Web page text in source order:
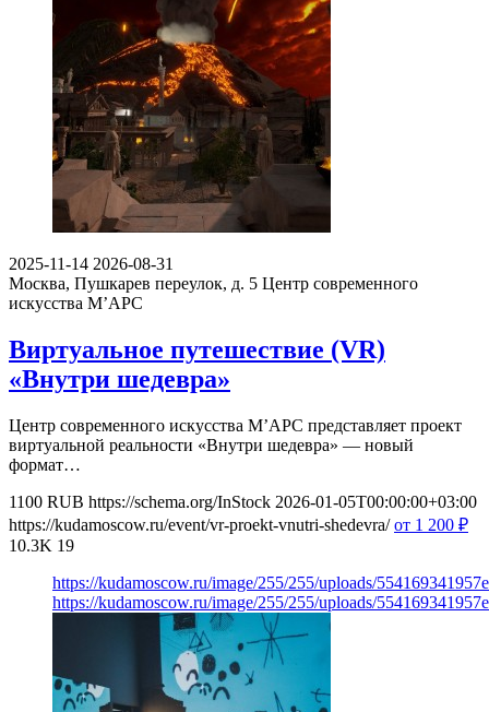
2025-11-14 2026-08-31
Москва, Пушкарев переулок, д. 5 Центр современного
искусства М’АРС
Виртуальное путешествие (VR)
«Внутри шедевра»
Центр современного искусства М’АРС представляет проект
виртуальной реальности «Внутри шедевра» — новый
формат…
1100 RUB https://schema.org/InStock 2026-01-05T00:00:00+03:00
https://kudamoscow.ru/event/vr-proekt-vnutri-shedevra/ от 1 200 ₽
10.3K 19
https://kudamoscow.ru/image/255/255/uploads/
https://kudamoscow.ru/image/255/255/uploads/